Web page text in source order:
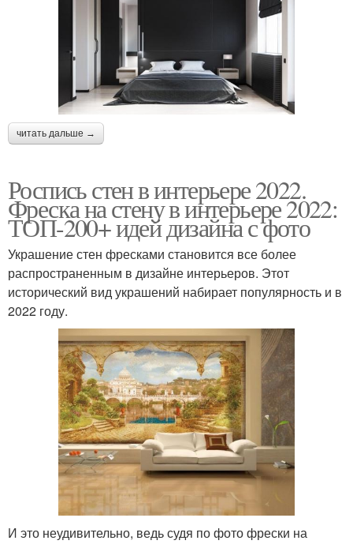
читать дальше →
Роспись стен в интерьере 2022.
Фреска на стену в интерьере 2022:
ТОП-200+ идей дизайна с фото
Украшение стен фресками становится все более
распространенным в дизайне интерьеров. Этот
исторический вид украшений набирает популярность и в
2022 году.
И это неудивительно, ведь судя по фото фрески на